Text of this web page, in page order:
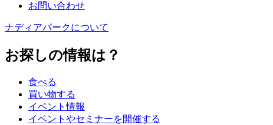
お問い合わせ
ナディアパークについて
お探しの情報は？
食べる
買い物する
イベント情報
イベントやセミナーを開催する